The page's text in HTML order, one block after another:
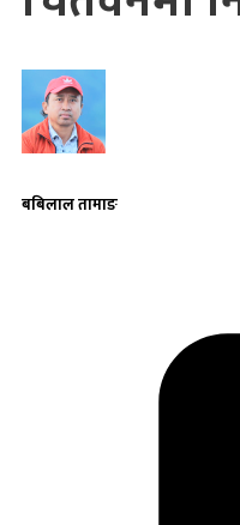
बबिलाल तामाङ